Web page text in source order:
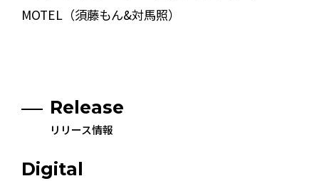
MOTEL（須藤もん&対馬照）
Release
リリース情報
Digital